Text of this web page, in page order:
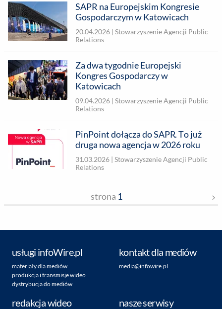
SAPR na Europejskim Kongresie
Gospodarczym w Katowicach
20.04.2026 | Stowarzyszenie Agencji Public
Relations
Za dwa tygodnie Europejski
Kongres Gospodarczy w
Katowicach
09.04.2026 | Stowarzyszenie Agencji Public
Relations
PinPoint dołącza do SAPR. To już
druga nowa agencja w 2026 roku
31.03.2026 | Stowarzyszenie Agencji Public
Relations
strona 1
usługi infoWire.pl
materiały dla mediów
produkcja i transmisje wideo
dystrybucja do mediów
kontakt dla mediów
media@infowire.pl
redakcja wideo nasze serwisy